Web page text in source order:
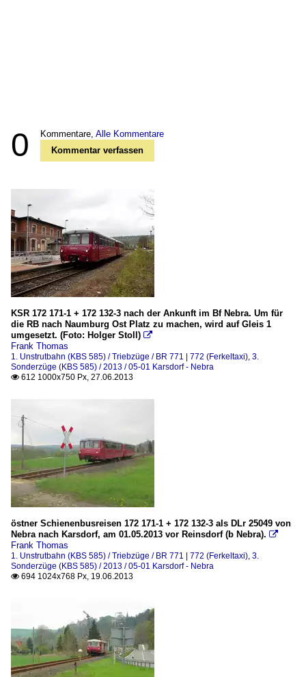
0 Kommentare, Alle Kommentare
Kommentar verfassen
KSR 172 171-1 + 172 132-3 nach der Ankunft im Bf Nebra. Um für
die RB nach Naumburg Ost Platz zu machen, wird auf Gleis 1
umgesetzt. (Foto: Holger Stoll) 
Frank Thomas
1. Unstrutbahn (KBS 585) / Triebzüge / BR 771 | 772 (Ferkeltaxi), 3.
Sonderzüge (KBS 585) / 2013 / 05-01 Karsdorf - Nebra
 612 1000x750 Px, 27.06.2013
östner Schienenbusreisen 172 171-1 + 172 132-3 als DLr 25049 von
Nebra nach Karsdorf, am 01.05.2013 vor Reinsdorf (b Nebra). 
Frank Thomas
1. Unstrutbahn (KBS 585) / Triebzüge / BR 771 | 772 (Ferkeltaxi), 3.
Sonderzüge (KBS 585) / 2013 / 05-01 Karsdorf - Nebra
 694 1024x768 Px, 19.06.2013